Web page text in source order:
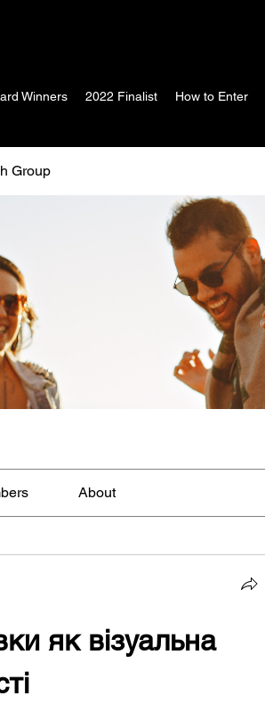
Winners 2022 Finalist How to Enter
Group
About
як візуальна